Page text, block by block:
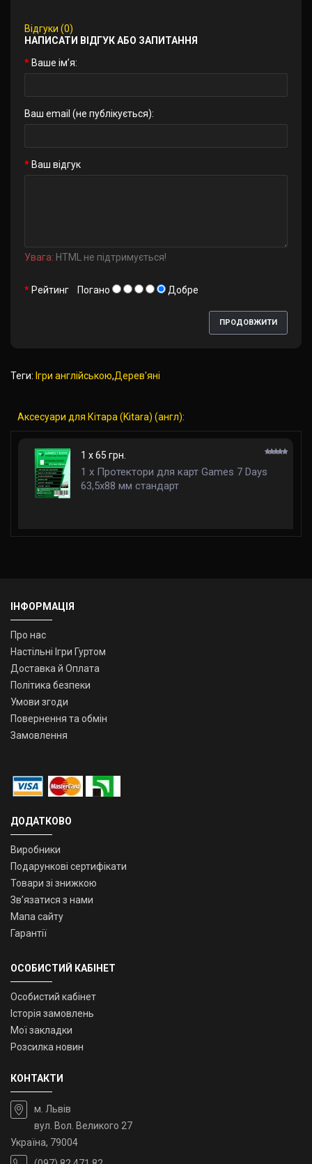
Відгуки (0)
НАПИСАТИ ВІДГУК АБО ЗАПИТАННЯ
Ваше ім’я:
Ваш email (не публікується):
Ваш відгук
Увага: HTML не підтримується!
Рейтинг Погано Добре
ПРОДОВЖИТИ
Теги: Ігри англійською,Дерев'яні
Аксесуари для Кітара (Kitara) (англ):
1 x 65 грн.
1 x Протектори для карт Games 7 Days
63,5x88 мм стандарт
ІНФОРМАЦІЯ
Про нас
Настільні Ігри Гуртом
Доставка й Оплата
Політика безпеки
Умови згоди
Повернення та обмін
Замовлення
ДОДАТКОВО
Виробники
Подарункові сертифікати
Товари зі знижкою
Зв’язатися з нами
Мапа сайту
Гарантії
ОСОБИСТИЙ КАБІНЕТ
Особистий кабінет
Історія замовлень
Мої закладки
Розсилка новин
КОНТАКТИ
м. Львів
вул. Вол. Великого 27
Україна, 79004